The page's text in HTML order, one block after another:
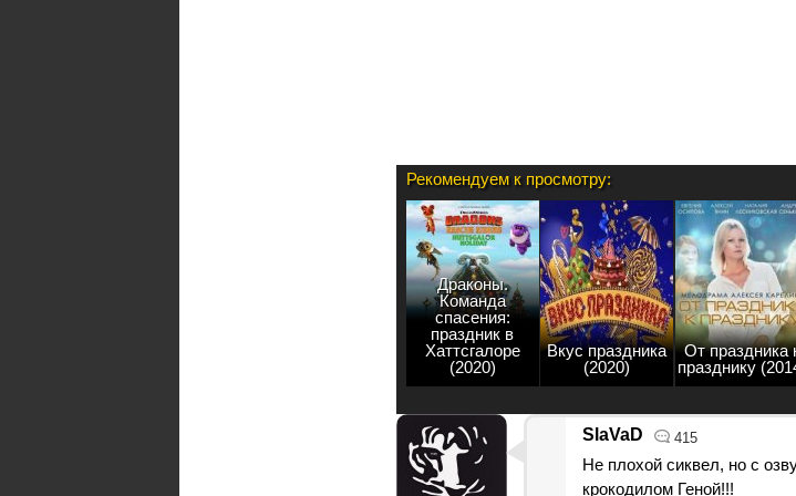
Рекомендуем к просмотру:
Драконы.
Команда
спасения:
праздник в
Хаттсгалоре
(2020)
Вкус праздника
(2020)
От праздника
празднику
SlaVaD 415
Не плохой сиквел, но с
крокодилом Геной!!!